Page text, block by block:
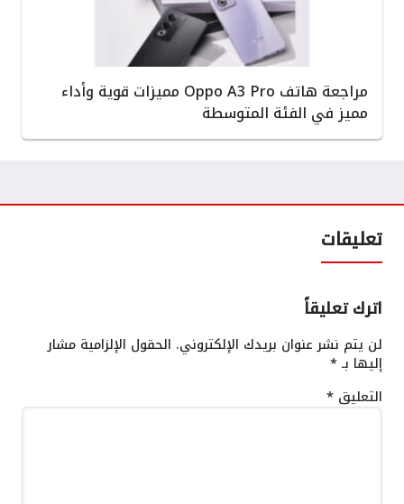
مراجعة هاتف Oppo A3 Pro مميزات قوية وأداء
مميز في الفئة المتوسطة
تعليقات
اترك تعليقاً
لن يتم نشر عنوان بريدك الإلكتروني. الحقول الإلزامية مشار
إليها بـ*
التعليق *